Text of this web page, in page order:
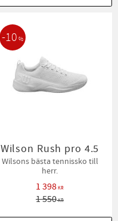
Wilson Rush pro 4.5
Wilsons bästa tennissko till
herr.
1 398KR
1 550KR
10 %